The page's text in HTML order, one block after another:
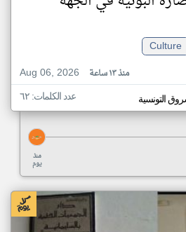
Culture
Aug 06, 2026
منذ ١٣ ساعة
التونسية عدد الكلمات: ٦٢
منذ
يوم